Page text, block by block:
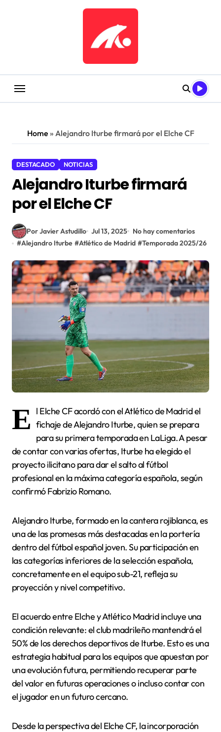
Home » Alejandro Iturbe firmará por el Elche CF
DESTACADO NOTICIAS
Alejandro Iturbe firmará
por el Elche CF
Por Javier Astudillo Jul 13, 2025
No hay comentarios
#Alejandro Iturbe #Atlético de Madrid #Temporada 2025/26
E l Elche CF acordó con el Atlético de Madrid el
fichaje de Alejandro Iturbe, quien se prepara
para su primera temporada en LaLiga. A pesar
de contar con varias ofertas, Iturbe ha elegido el
proyecto ilicitano para dar el salto al fútbol
profesional en la máxima categoría española, según
confirmó Fabrizio Romano.
Alejandro Iturbe, formado en la cantera rojiblanca, es
una de las promesas más destacadas en la portería
dentro del fútbol español joven. Su participación en
las categorías inferiores de la selección española,
concretamente en el equipo sub-21, refleja su
proyección y nivel competitivo.
El acuerdo entre Elche y Atlético Madrid incluye una
condición relevante: el club madrileño mantendrá el
50% de los derechos deportivos de Iturbe. Esto es una
estrategia habitual para los equipos que apuestan por
una evolución futura, permitiendo recuperar parte
del valor en futuras operaciones o incluso contar con
el jugador en un futuro cercano.
Desde la perspectiva del Elche CF, la incorporación